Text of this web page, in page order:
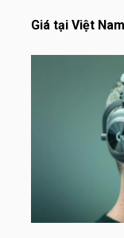
Giá tại Việt